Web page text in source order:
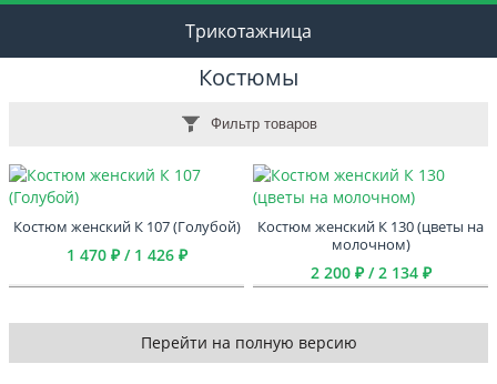
Трикотажница
Костюмы
Фильтр товаров
Костюм женский К 107 (Голубой)
1 470 ₽ / 1 426 ₽
Костюм женский К 130 (цветы на
молочном)
2 200 ₽ / 2 134 ₽
Перейти на полную версию